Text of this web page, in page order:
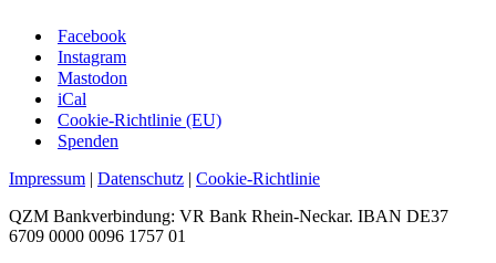
Facebook
Instagram
Mastodon
iCal
Cookie-Richtlinie (EU)
Spenden
Impressum | Datenschutz | Cookie-Richtlinie
QZM Bankverbindung: VR Bank Rhein-Neckar. IBAN DE37
6709 0000 0096 1757 01